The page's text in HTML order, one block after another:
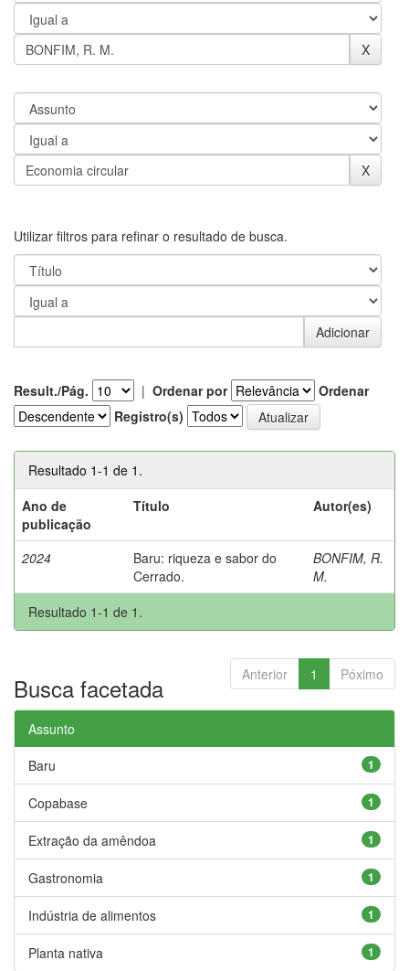
Utilizar filtros para refinar o resultado de busca.
Result./Pág. | Ordenar por
Ordenar
Registro(s)
Resultado 1-1 de 1.
Ano de
publicação
Título Autor(es)
2024
Baru: riqueza e sabor do
Cerrado.
BONFIM, R.
M.
Resultado 1-1 de 1.
Anterior 1 Póximo
Busca facetada
Assunto
1
Baru
1
Copabase
1
Extração da amêndoa
1
Gastronomia
1
Indústria de alimentos
1
Planta nativa